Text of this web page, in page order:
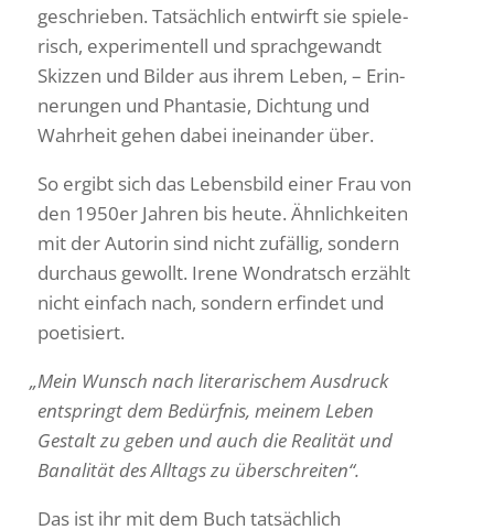
geschrieben. Tatsäch­lich entwirft sie spie­le­
risch, expe­ri­men­tell und sprach­ge­wandt
Skizzen und Bilder aus ihrem Leben, – Erin­
ne­rungen und Phan­tasie, Dich­tung und
Wahr­heit gehen dabei inein­ander über.
So ergibt sich das Lebens­bild einer Frau von
den 1950er Jahren bis heute. Ähnlich­keiten
mit der Autorin sind nicht zufällig, sondern
durchaus gewollt. Irene Wond­ratsch erzählt
nicht einfach nach, sondern erfindet und
poetisiert.
„Mein Wunsch nach lite­ra­ri­schem Ausdruck
entspringt dem Bedürfnis, meinem Leben
Gestalt zu geben und auch die Realität und
Bana­lität des Alltags zu überschreiten“.
Das ist ihr mit dem Buch tatsäch­lich